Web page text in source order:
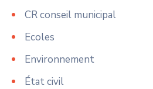
CR conseil municipal
Ecoles
Environnement
État civil